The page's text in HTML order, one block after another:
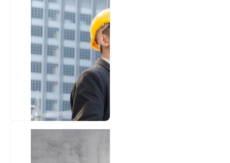
Rekayasa
Perancangan dan
pengawasan
konstruksi jalan,
termasuk perhitungan
struktur, pemilihan
material, dan
pengelolaan...